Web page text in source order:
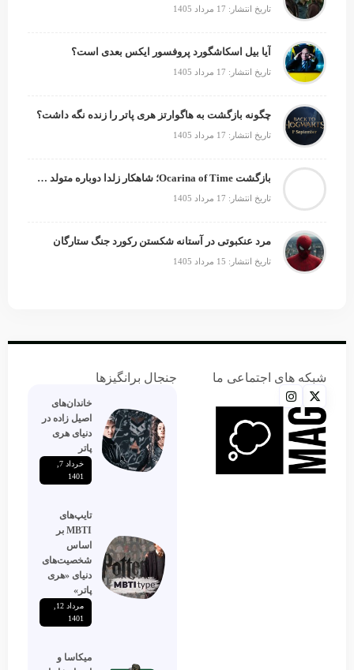
تاریخ انتشار: 17 مرداد 1405
آیا بیل اسکاشگورد پروفسور ایکس بعدی است؟
تاریخ انتشار: 17 مرداد 1405
چگونه بازگشت به هاگوارتز هری پاتر را زنده نگه داشت؟
تاریخ انتشار: 17 مرداد 1405
بازگشت Ocarina of Time؛ شاهکار زلدا دوباره متولد می‌شود
تاریخ انتشار: 17 مرداد 1405
مرد عنکبوتی در آستانه شکستن رکورد جنگ ستارگان
تاریخ انتشار: 15 مرداد 1405
شبکه های اجتماعی ما جنجال برانگیزها
خاندان‌های
اصیل زاده‌ در
دنیای هری
پاتر
خرداد 7,
1401
تایپ‌های
MBTI بر
اساس
شخصیت‌های
دنیای «هری
پاتر»
مرداد 12,
1401
میکاسا و